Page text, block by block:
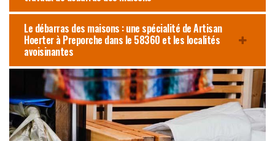
Le débarras des maisons : une spécialité de Artisan
Hoerter à Preporche dans le 58360 et les localités
avoisinantes